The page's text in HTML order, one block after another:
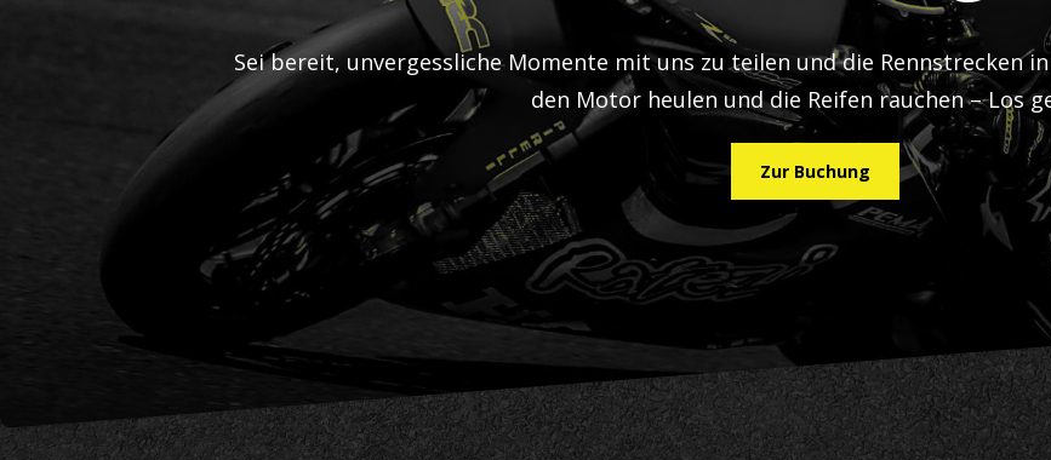
Sei bereit, unvergessliche Momente mit uns zu teilen und die Rennstrecken
den Motor heulen und die Reifen rauchen – Los
Zur Buchung